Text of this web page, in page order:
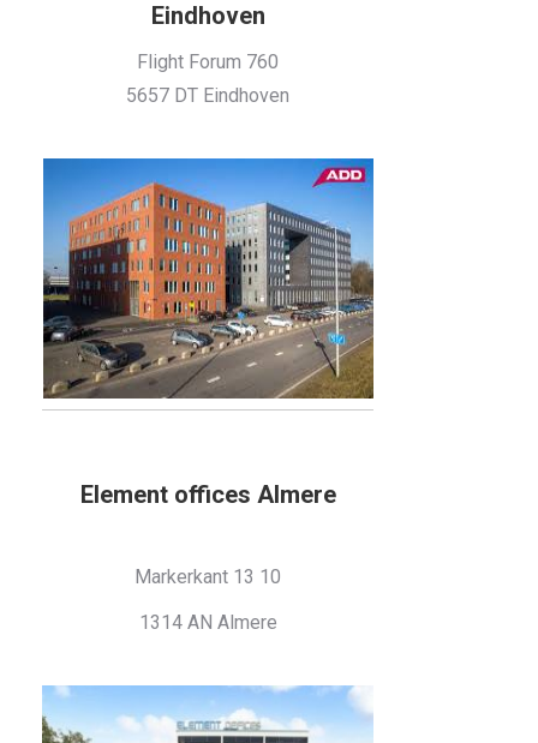
Eindhoven
Flight Forum 760
5657 DT Eindhoven
Element offices Almere
Markerkant 13 10
1314 AN Almere